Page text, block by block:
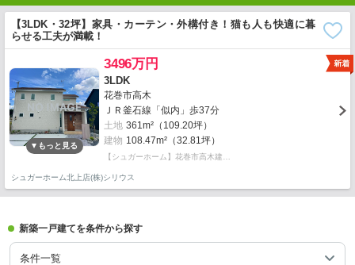
【3LDK・32坪】家具・カーテン・外構付き！猫も人も快適に暮
らせる工夫が満載！
3496万円
3LDK
花巻市高木
ＪＲ釜石線「似内」歩37分
土地 361m²（109.20坪）
建物 108.47m²（32.81坪）
【シュガーホーム】花巻市高木建…
シュガーホーム北上店(株)シリウス
新築一戸建てを条件から探す
条件一覧